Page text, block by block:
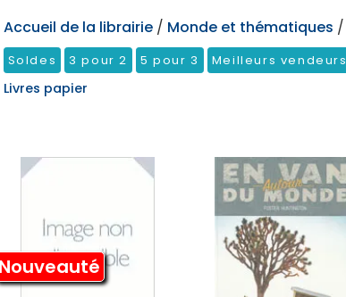
Accueil de la librairie / Monde et thématiques /
Soldes 3 pour 2 5 pour 3 Meilleurs vendeurs
Livres papier
Nouveauté